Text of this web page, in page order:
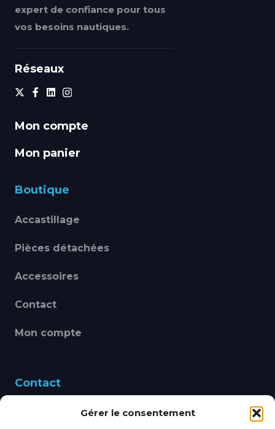
Gérer le consentement
expert de confiance pour tous
vos besoins nautiques.
Réseaux
Mon compte
Mon panier
Boutique
Accastillage
Pièces détachées
Accessoires
Contact
Mon compte
Contact
460 Avenue Alain Le